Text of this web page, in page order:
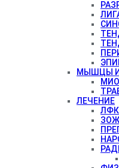
МЫШЦЫ И
ЛЕЧЕНИЕ
ЛФК
ЗОЖ